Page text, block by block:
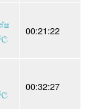
00:21:22
00:32:27